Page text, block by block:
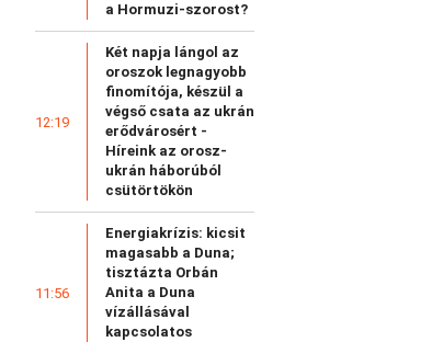
a Hormuzi-szorost?
12:19
Két napja lángol az
oroszok legnagyobb
finomítója, készül a
végső csata az ukrán
erődvárosért -
Híreink az orosz-
ukrán háborúból
csütörtökön
11:56
Energiakrízis: kicsit
magasabb a Duna;
tisztázta Orbán
Anita a Duna
vízállásával
kapcsolatos